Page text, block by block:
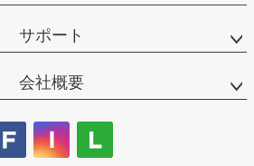
サポート
会社概要